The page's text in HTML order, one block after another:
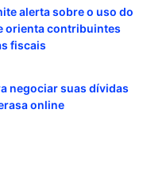
alerta sobre o uso do
orienta contribuintes
fiscais
negociar suas dívidas
online